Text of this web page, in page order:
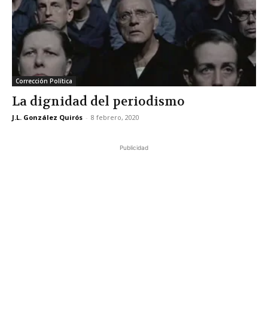
Corrección Política
La dignidad del periodismo
J.L. González Quirós - 8 febrero, 2020
Publicidad